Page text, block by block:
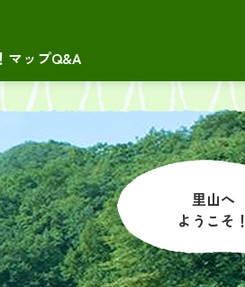
マップQ&A
里山へ
ようこそ！